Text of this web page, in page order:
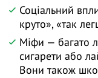
Соціальний
круто», «так
Міфи — багато
сигарети або
Вони також